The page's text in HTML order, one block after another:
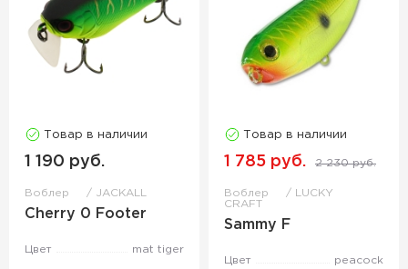
Товар в наличии
1 190 руб.
Воблер JACKALL
Cherry 0 Footer
Цвет mat tiger
Товар в наличии
1 785 руб. 2 230 руб.
Воблер
LUCKY
CRAFT
Sammy F
Цвет peacock